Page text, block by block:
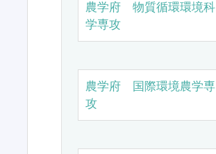
農学府 物質循環環境科
学専攻
農学府 国際環境農学専
攻